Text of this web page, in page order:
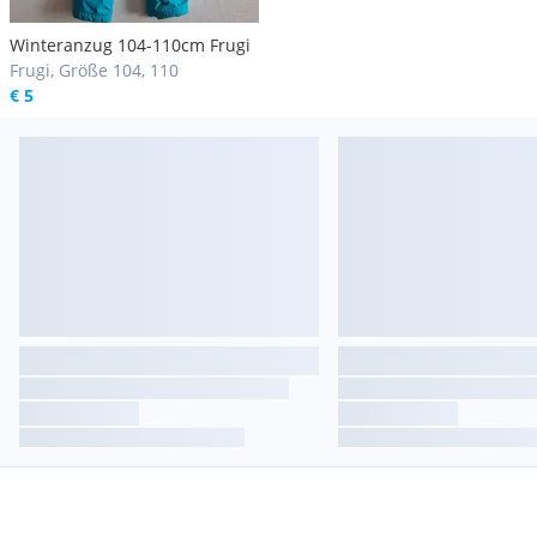
Winteranzug 104-110cm Frugi
Frugi, Größe 104, 110
€ 5